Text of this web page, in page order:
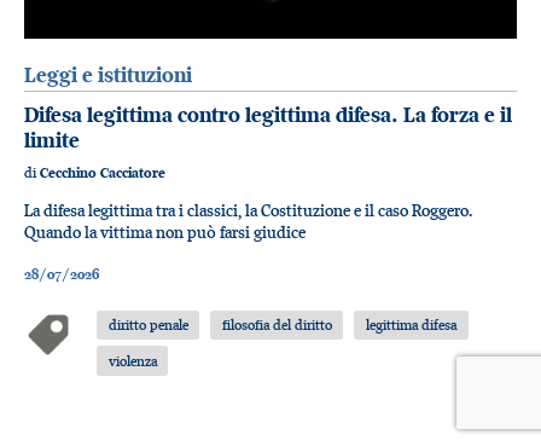
Leggi e istituzioni
Difesa legittima contro legittima difesa. La forza e il
limite
diCecchino Cacciatore
La difesa legittima tra i classici, la Costituzione e il caso Roggero.
Quando la vittima non può farsi giudice
28/07/2026
diritto penale filosofia del diritto
legittima difesa
violenza